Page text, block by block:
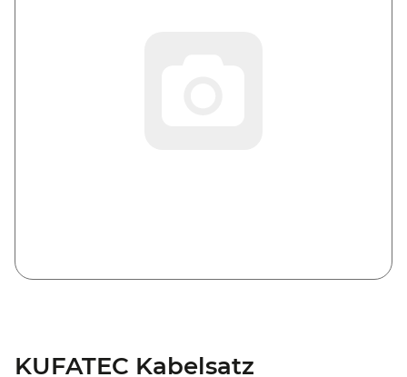
KUFATEC Kabelsatz